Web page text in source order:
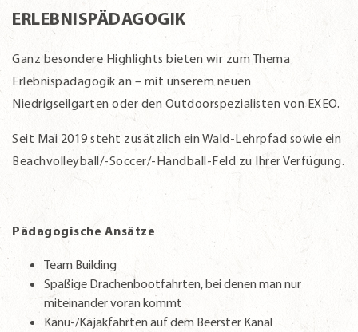
ERLEBNISPÄDAGOGIK
Ganz besondere Highlights bieten wir zum Thema
Erlebnispädagogik an – mit unserem neuen
Niedrigseilgarten oder den Outdoorspezialisten von EXEO.
Seit Mai 2019 steht zusätzlich ein Wald-Lehrpfad sowie ein
Beachvolleyball/-Soccer/-Handball-Feld zu Ihrer Verfügung.
Pädagogische Ansätze
Team Building
Spaßige Drachenbootfahrten, bei denen man nur
miteinander voran kommt
Kanu-/Kajakfahrten auf dem Beerster Kanal